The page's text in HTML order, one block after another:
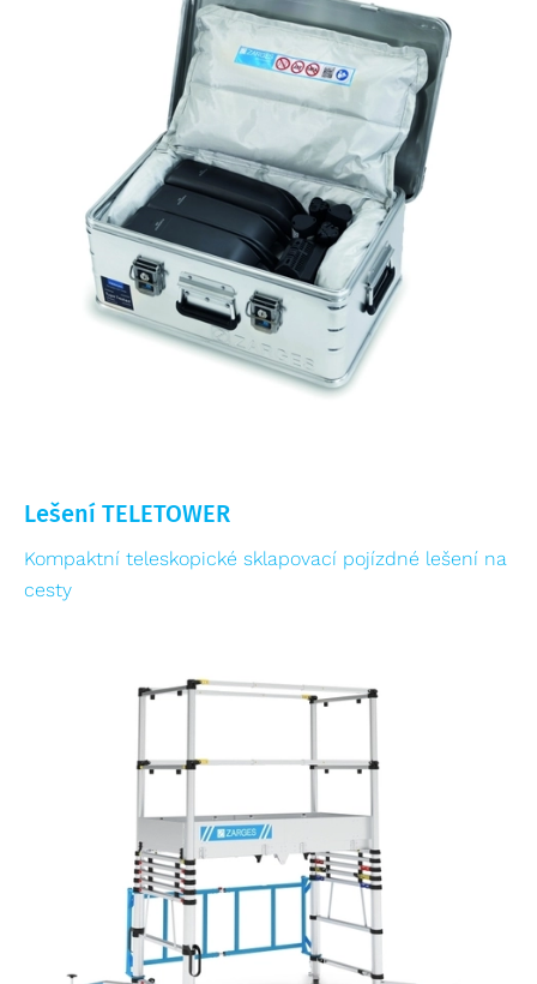
Lešení TELETOWER
Kompaktní teleskopické sklapovací pojízdné lešení na
cesty